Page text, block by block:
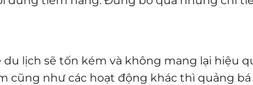
lịch sẽ tốn kém và không mang lại hiệu
cũng như các hoạt động khác thì quảng